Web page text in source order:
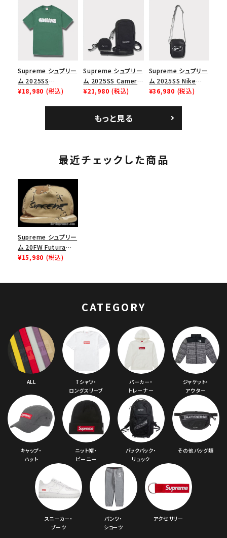
リーム ナイキエアフォ
ース１スニーカー シ
ューズ ホワイト
スロゴTシャツ ホワ
ク ブラック 黒
Supreme シュプリー
ム 2025SS
Homerun Tee ホー
¥18,980 (税込)
Supreme シュプリー
ム 2025SS Camera
Bag + Mini Pouch
¥21,980 (税込)
Supreme シュプリー
ム 2025SS Nike
Leather Shoulder
¥36,980 (税込)
もっと見る
最近チェックした商品
Supreme シュプリー
ム 20FW Futura
Logo 5Panel Cap
¥15,980 (税込)
CATEGORY
ALL
Tシャツ・
ロングスリーブ
パーカー・
トレーナー
ジャケット・
アウター
キャップ・
ハット
ニット帽・
ビーニー
バックパック・
リュック
その他バッグ類
スニーカー・
ブーツ
パンツ・
ショーツ
アクセサリー